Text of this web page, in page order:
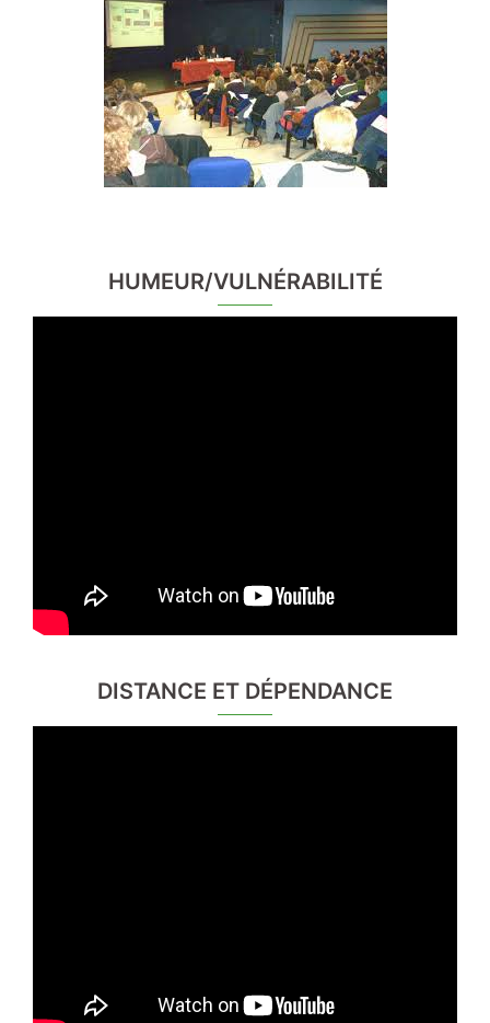
HUMEUR/VULNÉRABILITÉ
DISTANCE ET DÉPENDANCE